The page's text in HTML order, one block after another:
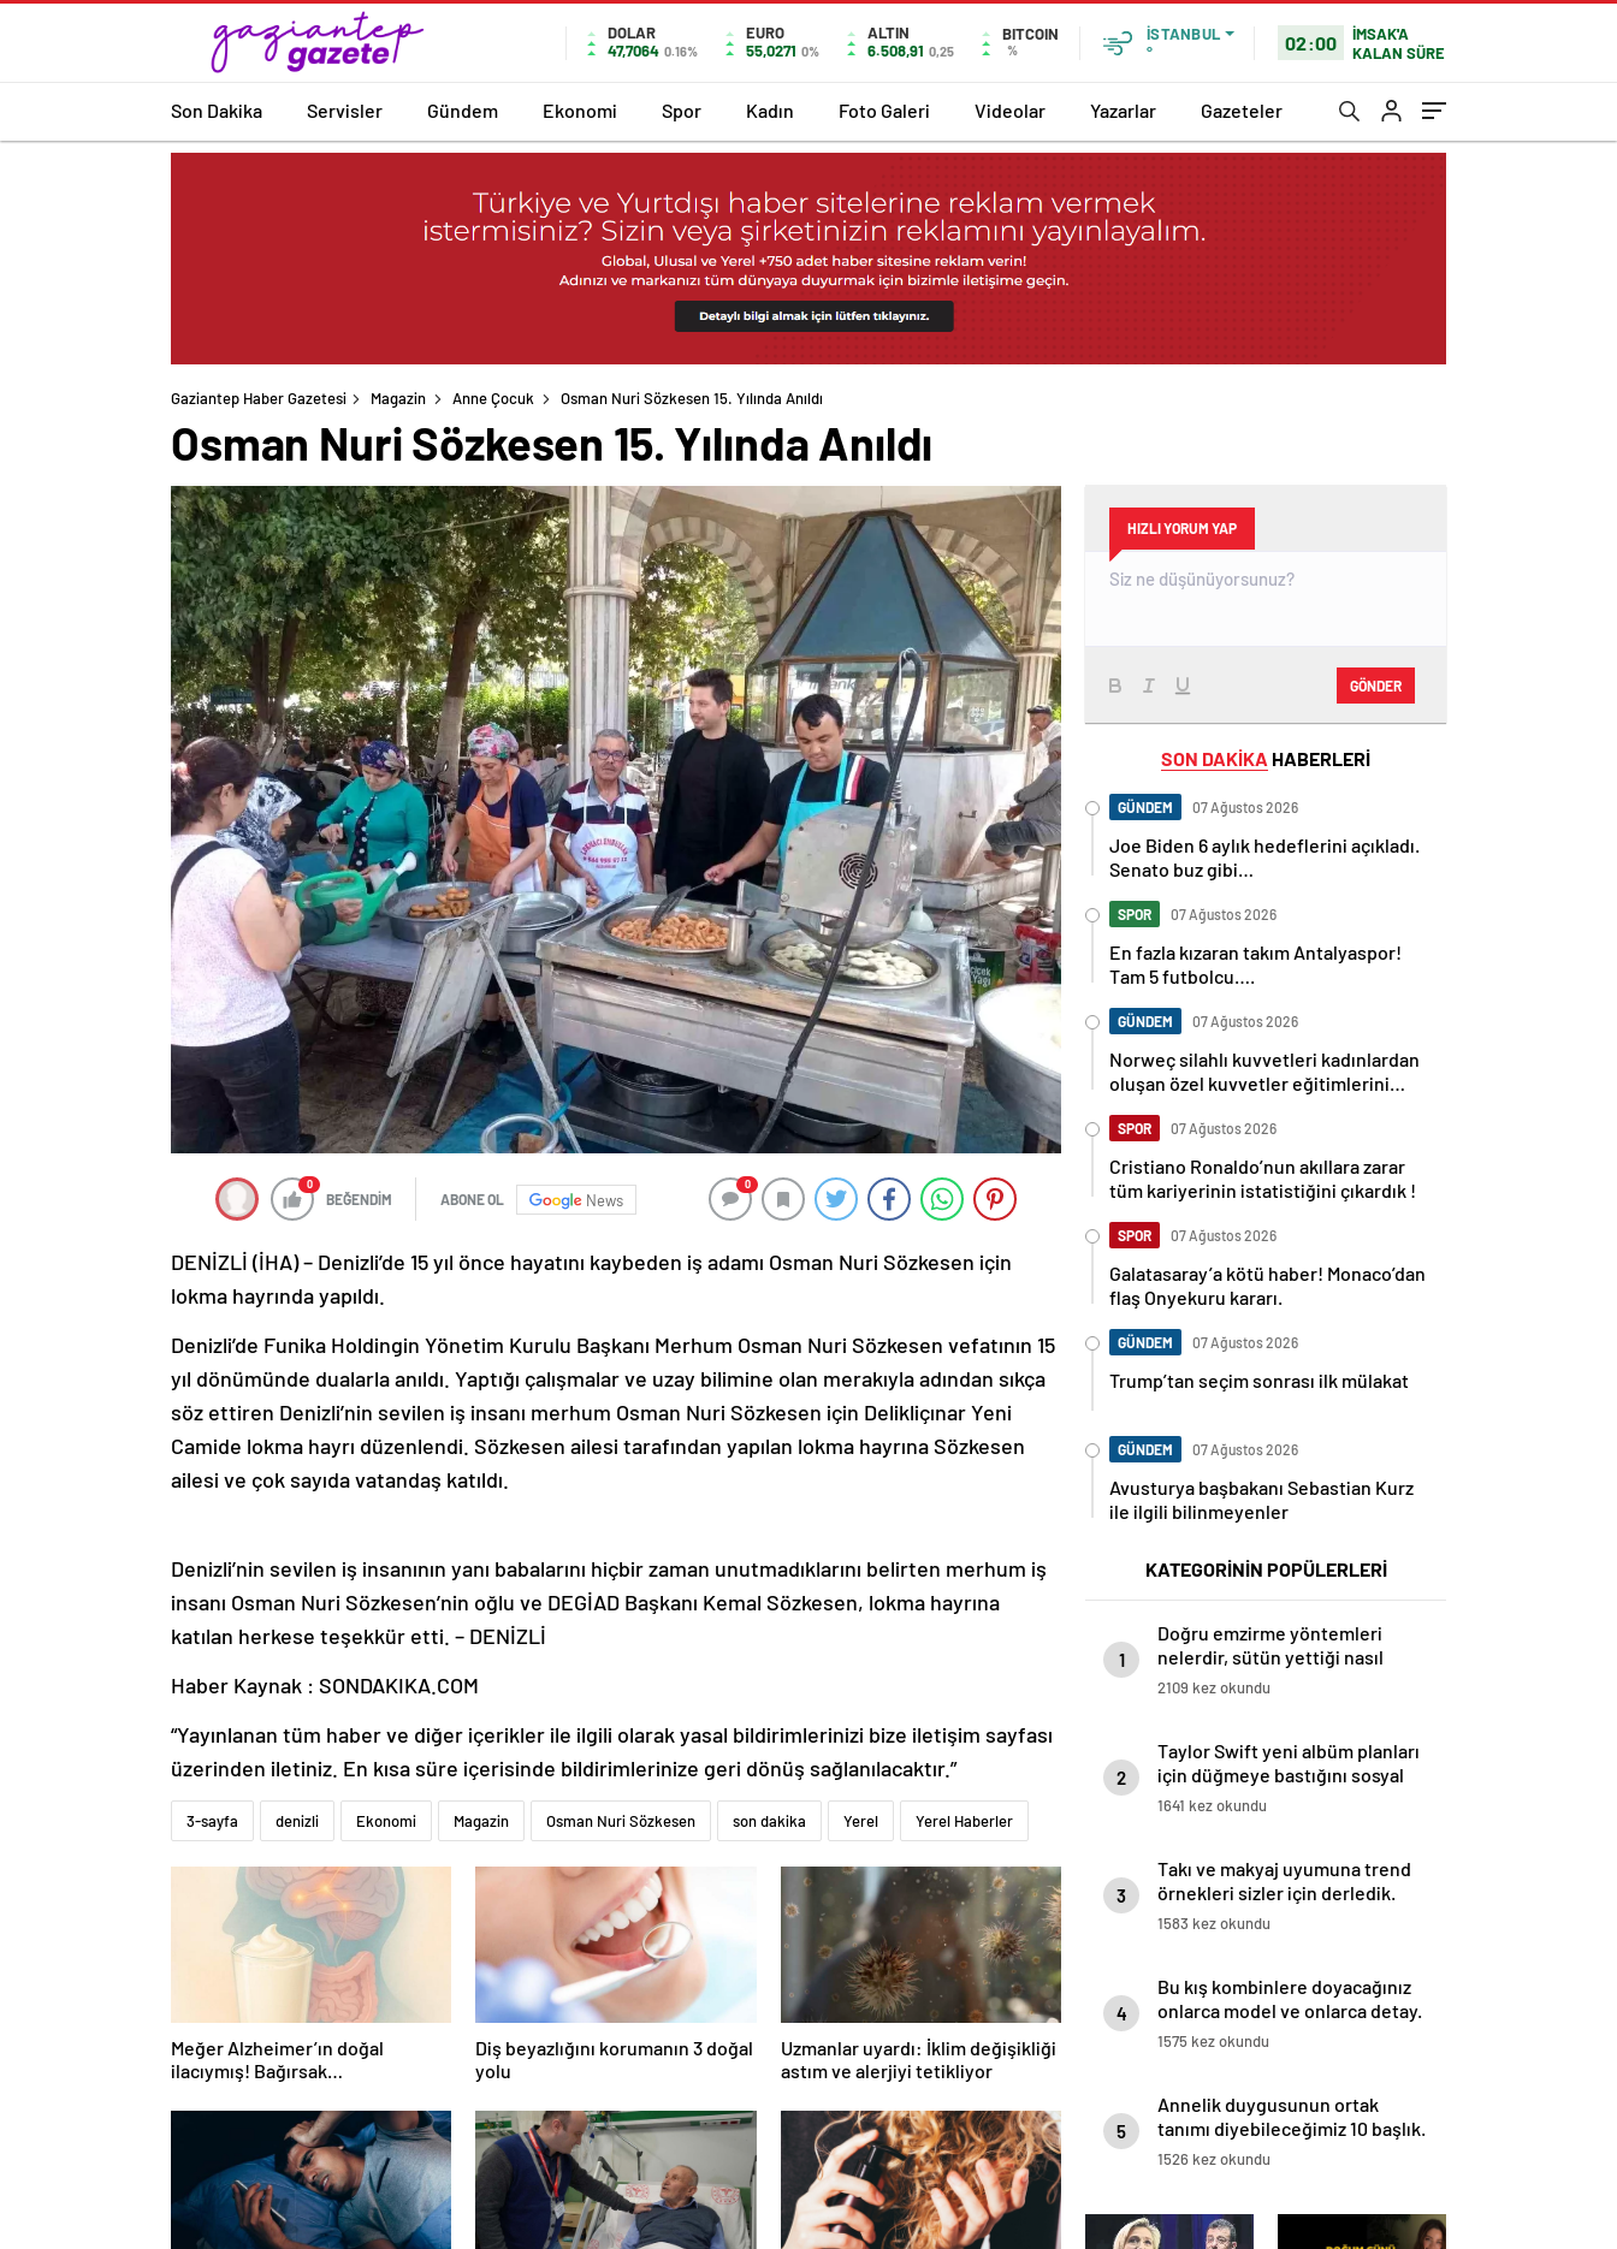
DOLAR
47,7064 0.16%
EURO
55,0271 0%
ALTIN
6.508,91 0,25
BITCOIN
%
İSTANBUL
°
02:00
İMSAK'A
KALAN SÜRE
Son Dakika Servisler Gündem Ekonomi Spor Kadın Foto Galeri Videolar Yazarlar Gazeteler
Gaziantep Haber Gazetesi Magazin Anne Çocuk Osman Nuri Sözkesen 15. Yılında Anıldı
Osman Nuri Sözkesen 15. Yılında Anıldı
0
BEĞENDİM ABONE OL News
0
DENİZLİ (İHA) – Denizli’de 15 yıl önce hayatını kaybeden iş adamı Osman Nuri Sözkesen için
lokma hayrında yapıldı.
Denizli’de Funika Holdingin Yönetim Kurulu Başkanı Merhum Osman Nuri Sözkesen vefatının 15
yıl dönümünde dualarla anıldı. Yaptığı çalışmalar ve uzay bilimine olan merakıyla adından sıkça
söz ettiren Denizli’nin sevilen iş insanı merhum Osman Nuri Sözkesen için Delikliçınar Yeni
Camide lokma hayrı düzenlendi. Sözkesen ailesi tarafından yapılan lokma hayrına Sözkesen
ailesi ve çok sayıda vatandaş katıldı.
Denizli’nin sevilen iş insanının yanı babalarını hiçbir zaman unutmadıklarını belirten merhum iş
insanı Osman Nuri Sözkesen’nin oğlu ve DEGİAD Başkanı Kemal Sözkesen, lokma hayrına
katılan herkese teşekkür etti. – DENİZLİ
Haber Kaynak : SONDAKIKA.COM
“Yayınlanan tüm haber ve diğer içerikler ile ilgili olarak yasal bildirimlerinizi bize iletişim sayfası
üzerinden iletiniz. En kısa süre içerisinde bildirimlerinize geri dönüş sağlanılacaktır.”
3-sayfa denizli Ekonomi Magazin Osman Nuri Sözkesen son dakika Yerel Yerel Haberler
Meğer Alzheimer’ın doğal
ilacıymış! Bağırsak
Diş beyazlığını korumanın 3 doğal
yolu
Uzmanlar uyardı: İklim değişikliği
astım ve alerjiyi tetikliyor
HIZLI YORUM YAP
GÖNDER
SON DAKİKA HABERLERİ
GÜNDEM 07 Ağustos 2026
Joe Biden 6 aylık hedeflerini açıkladı.
Senato buz gibi…
SPOR 07 Ağustos 2026
En fazla kızaran takım Antalyaspor!
Tam 5 futbolcu….
GÜNDEM 07 Ağustos 2026
Norweç silahlı kuvvetleri kadınlardan
oluşan özel kuvvetler eğitimlerini
SPOR 07 Ağustos 2026
Cristiano Ronaldo’nun akıllara zarar
tüm kariyerinin istatistiğini çıkardık !
SPOR 07 Ağustos 2026
Galatasaray’a kötü haber! Monaco’dan
flaş Onyekuru kararı.
GÜNDEM 07 Ağustos 2026
Trump’tan seçim sonrası ilk mülakat
GÜNDEM 07 Ağustos 2026
Avusturya başbakanı Sebastian Kurz
ile ilgili bilinmeyenler
KATEGORİNİN POPÜLERLERİ
1
Doğru emzirme yöntemleri
nelerdir, sütün yettiği nasıl
anlaşılır?
2109 kez okundu
2
Taylor Swift yeni albüm planları
için düğmeye bastığını sosyal
medyadan duyurdu!
1641 kez okundu
3
Takı ve makyaj uyumuna trend
örnekleri sizler için derledik.
1583 kez okundu
4
Bu kış kombinlere doyacağınız
onlarca model ve onlarca detay.
1575 kez okundu
5
Annelik duygusunun ortak
tanımı diyebileceğimiz 10 başlık.
1526 kez okundu